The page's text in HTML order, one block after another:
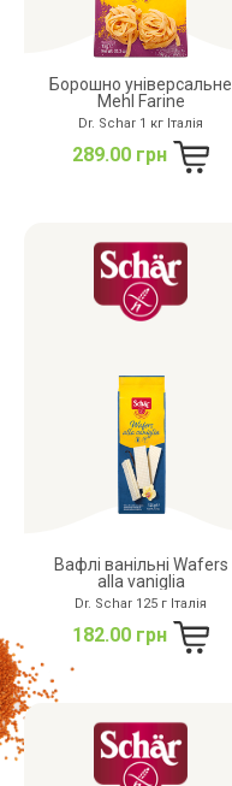
Борошно універсальне
Mehl Farine
Dr. Schar 1 кг Італія
289.00 грн
Вафлі ванільні Wafers
alla vaniglia
Dr. Schar 125 г Італія
182.00 грн